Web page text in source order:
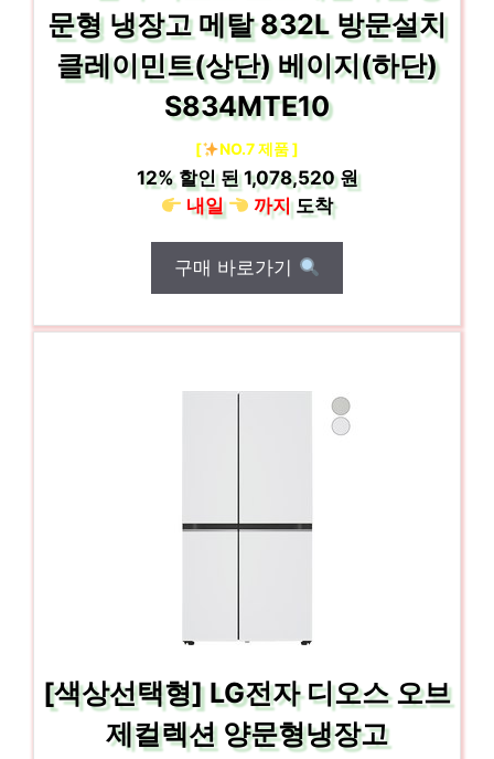
문형 냉장고 메탈 832L 방문설치
클레이민트(상단) 베이지(하단)
S834MTE10
[ NO.7 제품 ]
12%할인 된1,078,520 원
내일
까지도착
구매 바로가기
[색상선택형] LG전자 디오스 오브
제컬렉션 양문형냉장고